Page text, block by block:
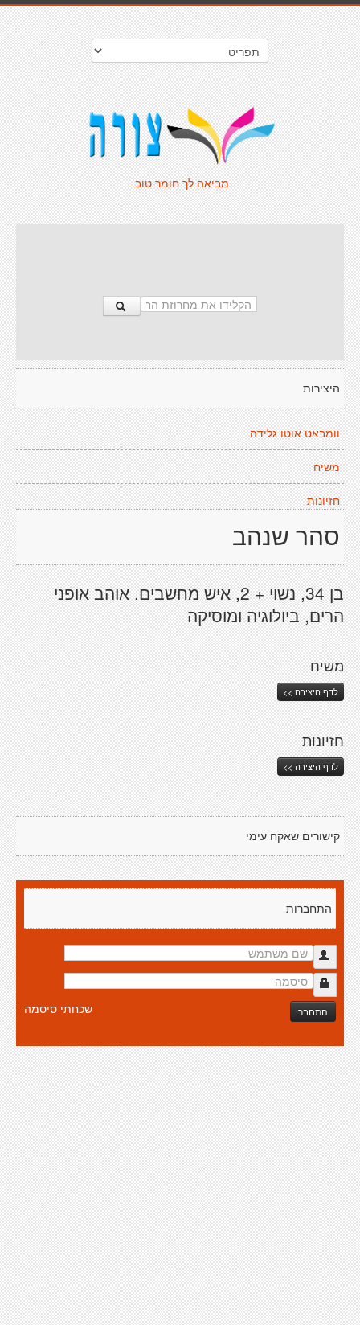
מביאה לך חומר טוב.
היצירות
וומבאט אוטו גלידה
משיח
חזיונות
סהר שנהב
בן 34, נשוי + 2, איש מחשבים. אוהב אופני
הרים, ביולוגיה ומוסיקה
משיח
לדף היצירה >>
חזיונות
לדף היצירה >>
קישורים שאקח עימי
התחברות
התחבר שכחתי סיסמה